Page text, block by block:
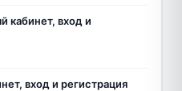
кабинет, вход и
вход и регистрация